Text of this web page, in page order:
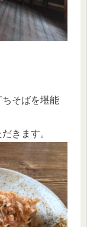
そばを堪能
きます。